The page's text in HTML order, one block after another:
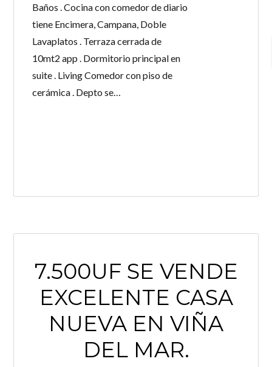
Baños . Cocina con comedor de diario
tiene Encimera, Campana, Doble
Lavaplatos . Terraza cerrada de
10mt2 app . Dormitorio principal en
suite . Living Comedor con piso de
cerámica . Depto se…
7.500UF SE VENDE
EXCELENTE CASA
NUEVA EN VIÑA
DEL MAR.